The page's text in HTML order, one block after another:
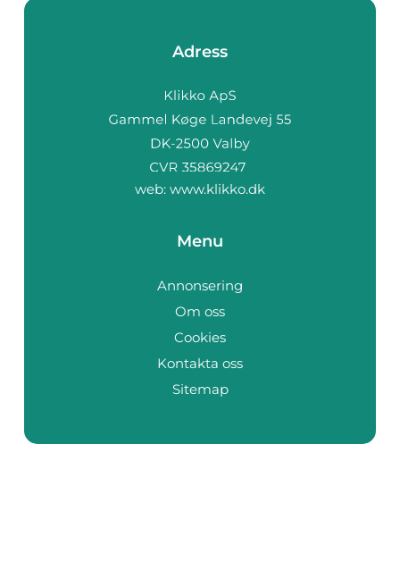
Adress
web: www.klikko.dk
Menu
Annonsering
Om oss
Cookies
Kontakta oss
Sitemap